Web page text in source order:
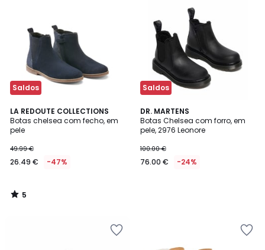
Saldos
LA REDOUTE COLLECTIONS
Botas chelsea com fecho, em
pele
49.99 €
26.49 € -47%
5
/
5
5
/
Saldos
DR. MARTENS
Botas Chelsea com forro, em
pele, 2976 Leonore
100.00 €
76.00 € -24%